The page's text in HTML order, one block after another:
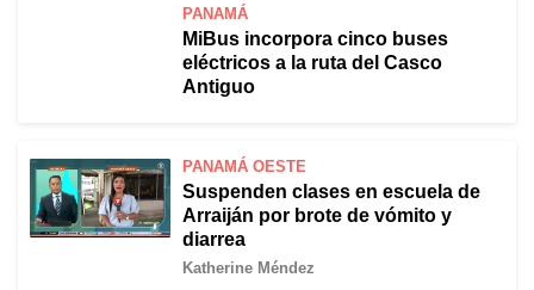
PANAMÁ
MiBus incorpora cinco buses
eléctricos a la ruta del Casco
Antiguo
PANAMÁ OESTE
Suspenden clases en escuela de
Arraiján por brote de vómito y
diarrea
Katherine Méndez